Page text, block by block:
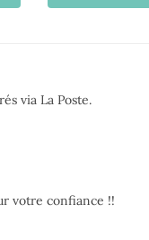
via La Poste.
votre confiance !!